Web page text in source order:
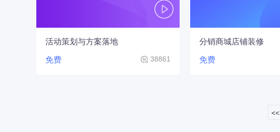
活动策划与方案落地
免费 38861
分销商城店铺装修
免费
<<